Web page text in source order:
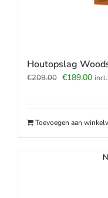
Houtopslag
€209.00 €189.00
Toevoegen aan